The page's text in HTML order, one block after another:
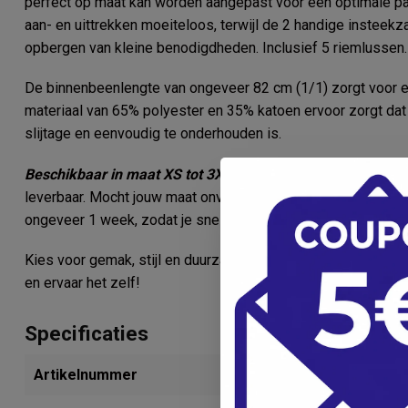
aan- en uittrekken moeiteloos, terwijl de 2 handige
opbergen van kleine benodigdheden. Inclusief 5 riemlussen.
De binnenbeenlengte van ongeveer 82 cm (1/1) zorgt voor
materiaal van 65% polyester en 35% katoen ervoor zorgt
slijtage en eenvoudig te onderhouden is.
Beschikbaar in maat XS tot 3XL
, is de Pantalon type Pearl
leverbaar. Mocht jouw maat onverhoopt niet op voorraad
ongeveer 1 week, zodat je snel kunt genieten van het
Kies voor gemak, stijl en duurzaamheid in de medische
en ervaar het zelf!
Specificaties
Artikelnummer 280233200